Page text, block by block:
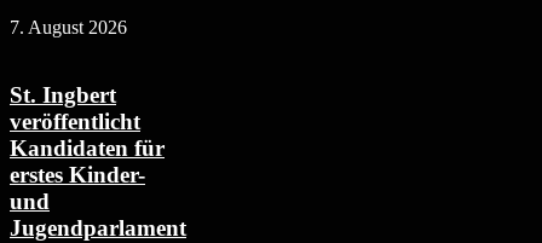
7. August 2026
St. Ingbert
veröffentlicht
Kandidaten für
erstes Kinder-
und
Jugendparlament